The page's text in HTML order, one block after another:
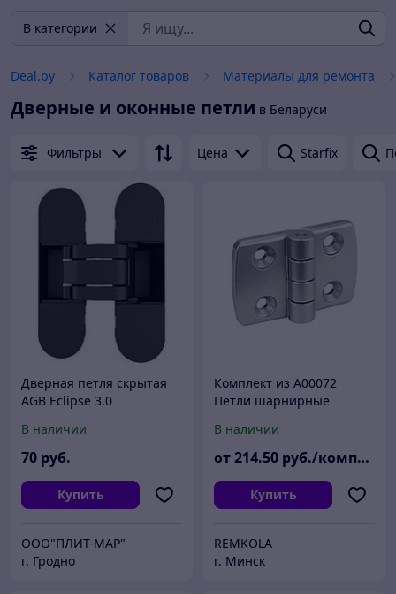
В категории
Deal.by Каталог товаров Материалы для ремонта
Дверные и оконные петли в Беларуси
Фильтры Цена Starfix
Дверная петля скрытая
AGB Eclipse 3.0
В наличии
70 руб.
Купить
ООО"ПЛИТ-МАР"
г. Гродно
Комплект из A00072
Петли шарнирные
универсальные
В наличии
от214.50 руб./комплект
Купить
REMKOLA
г. Минск